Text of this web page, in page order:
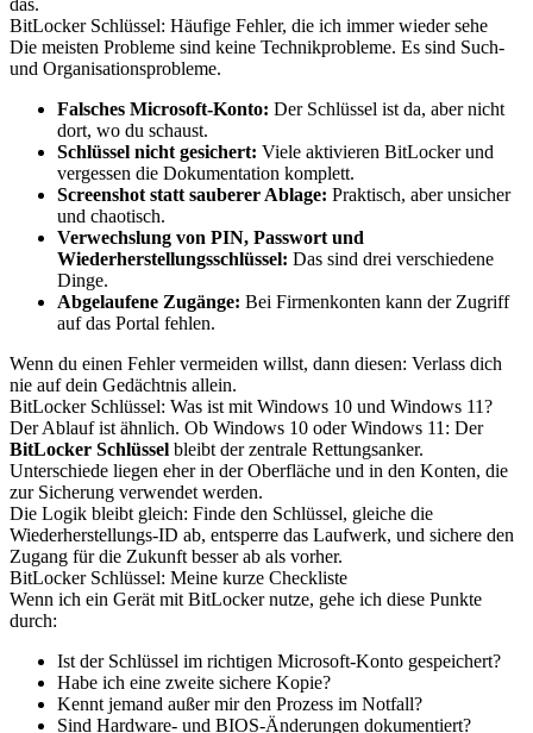
das.
BitLocker Schlüssel: Häufige Fehler, die ich immer wieder sehe
Die meisten Probleme sind keine Technikprobleme. Es sind Such-
und Organisationsprobleme.
Falsches Microsoft-Konto: Der Schlüssel ist da, aber nicht
dort, wo du schaust.
Schlüssel nicht gesichert: Viele aktivieren BitLocker und
vergessen die Dokumentation komplett.
Screenshot statt sauberer Ablage: Praktisch, aber unsicher
und chaotisch.
Verwechslung von PIN, Passwort und
Wiederherstellungsschlüssel: Das sind drei verschiedene
Dinge.
Abgelaufene Zugänge: Bei Firmenkonten kann der Zugriff
auf das Portal fehlen.
Wenn du einen Fehler vermeiden willst, dann diesen: Verlass dich
nie auf dein Gedächtnis allein.
BitLocker Schlüssel: Was ist mit Windows 10 und Windows 11?
Der Ablauf ist ähnlich. Ob Windows 10 oder Windows 11: Der
BitLocker Schlüssel bleibt der zentrale Rettungsanker.
Unterschiede liegen eher in der Oberfläche und in den Konten, die
zur Sicherung verwendet werden.
Die Logik bleibt gleich: Finde den Schlüssel, gleiche die
Wiederherstellungs-ID ab, entsperre das Laufwerk, und sichere den
Zugang für die Zukunft besser ab als vorher.
BitLocker Schlüssel: Meine kurze Checkliste
Wenn ich ein Gerät mit BitLocker nutze, gehe ich diese Punkte
durch:
Ist der Schlüssel im richtigen Microsoft-Konto gespeichert?
Habe ich eine zweite sichere Kopie?
Kennt jemand außer mir den Prozess im Notfall?
Sind Hardware- und BIOS-Änderungen dokumentiert?